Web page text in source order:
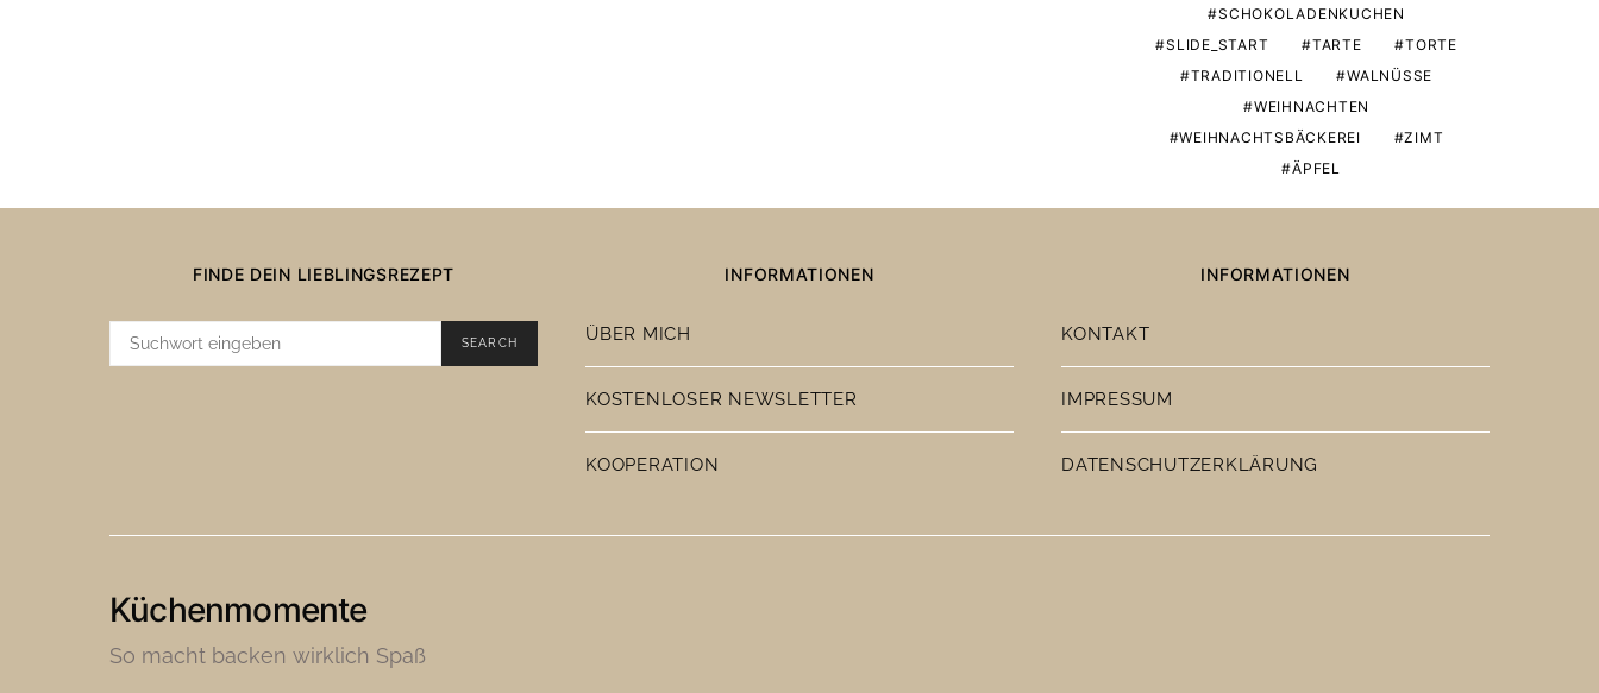
SCHOKOLADENKUCHEN
SLIDE_START
TARTE
TORTE
TRADITIONELL
WALNÜSSE
WEIHNACHTEN
WEIHNACHTSBÄCKEREI
ZIMT
ÄPFEL
FINDE DEIN LIEBLINGSREZEPT
SUCHE
NACH:
SEARCH
INFORMATIONEN
ÜBER MICH
KOSTENLOSER NEWSLETTER
KOOPERATION
INFORMATIONEN
KONTAKT
IMPRESSUM
DATENSCHUTZERKLÄRUNG
Küchenmomente
So macht backen wirklich Spaß